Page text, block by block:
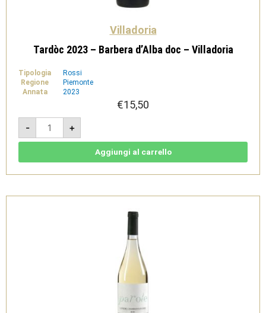
Villadoria
Tardòc 2023 – Barbera d’Alba doc – Villadoria
Tipologia
Rossi
Regione
Piemonte
Annata
2023
€15,50
-
Tardòc
2023
-
Barbera
Villadoria
+
Aggiungi al carrello